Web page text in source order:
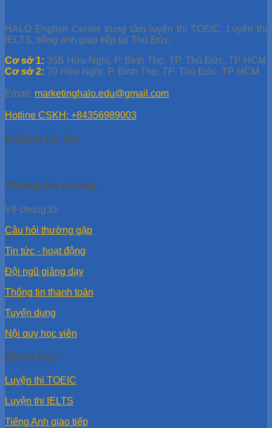
HALO English Center trung tâm luyện thi TOEIC, Luyện thi
IELTS, tiếng anh giao tiếp tại Thủ Đức.
Cơ sở 1: 35B Hữu Nghị, P. Bình Thọ, TP. Thủ Đức, TP HCM
Cơ sở 2: 70 Hữu Nghị, P. Bình Thọ, TP. Thủ Đức, TP HCM
Email: marketinghalo.edu@gmail.com
Hotline CSKH: +84356989003
Follow Us On
Thông tin chung
Về chúng tôi
Câu hỏi thường gặp
Tin tức - hoạt động
Đội ngũ giảng dạy
Thông tin thanh toán
Tuyển dụng
Nội quy học viên
Khóa học
Luyện thi TOEIC
Luyện thi IELTS
Tiếng Anh giao tiếp